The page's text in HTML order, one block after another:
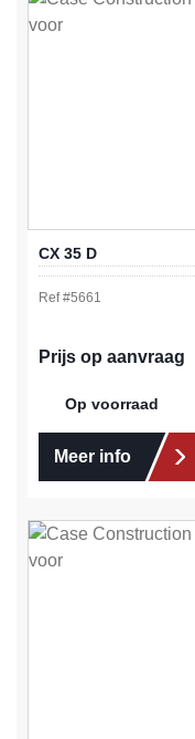
CX 35 D
Ref #5661
Prijs op aanvraag
Op voorraad
Meer info